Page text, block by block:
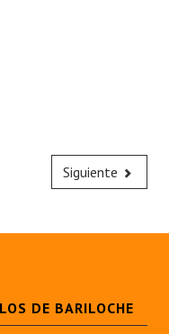
Siguiente
DE BARILOCHE